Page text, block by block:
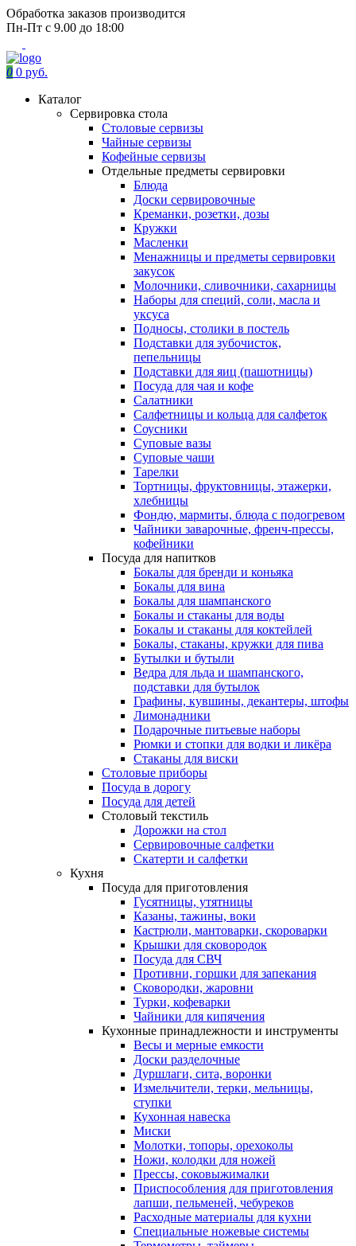
Обработка заказов производится
Пн-Пт с 9.00 до 18:00
0 0 руб.
Каталог
Сервировка стола
Столовые сервизы
Чайные сервизы
Кофейные сервизы
Отдельные предметы сервировки
Блюда
Доски сервировочные
Креманки, розетки, дозы
Кружки
Масленки
Менажницы и предметы сервировки
закусок
Молочники, сливочники, сахарницы
Наборы для специй, соли, масла и
уксуса
Подносы, столики в постель
Подставки для зубочисток,
пепельницы
Подставки для яиц (пашотницы)
Посуда для чая и кофе
Салатники
Салфетницы и кольца для салфеток
Соусники
Суповые вазы
Суповые чаши
Тарелки
Тортницы, фруктовницы, этажерки,
хлебницы
Фондю, мармиты, блюда с подогревом
Чайники заварочные, френч-прессы,
кофейники
Посуда для напитков
Бокалы для бренди и коньяка
Бокалы для вина
Бокалы для шампанского
Бокалы и стаканы для воды
Бокалы и стаканы для коктейлей
Бокалы, стаканы, кружки для пива
Бутылки и бутыли
Ведра для льда и шампанского,
подставки для бутылок
Графины, кувшины, декантеры, штофы
Лимонадники
Подарочные питьевые наборы
Рюмки и стопки для водки и ликёра
Стаканы для виски
Столовые приборы
Посуда в дорогу
Посуда для детей
Столовый текстиль
Дорожки на стол
Сервировочные салфетки
Скатерти и салфетки
Кухня
Посуда для приготовления
Гусятницы, утятницы
Казаны, тажины, воки
Кастрюли, мантоварки, скороварки
Крышки для сковородок
Посуда для СВЧ
Противни, горшки для запекания
Сковородки, жаровни
Турки, кофеварки
Чайники для кипячения
Кухонные принадлежности и инструменты
Весы и мерные емкости
Доски разделочные
Дуршлаги, сита, воронки
Измельчители, терки, мельницы,
ступки
Кухонная навеска
Миски
Молотки, топоры, орехоколы
Ножи, колодки для ножей
Прессы, соковыжималки
Приспособления для приготовления
лапши, пельменей, чебуреков
Расходные материалы для кухни
Специальные ножевые системы